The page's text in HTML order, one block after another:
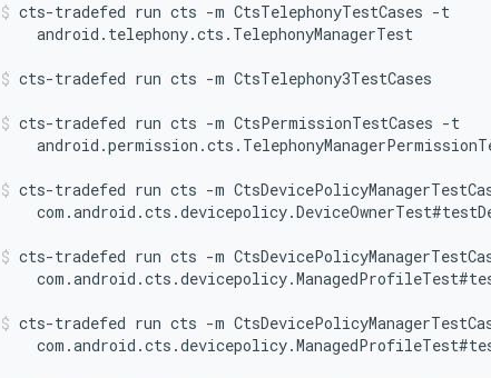
cts-tradefed run cts -m CtsTelephonyTestCases -t
    android.telephony.cts.TelephonyManagerTest
cts-tradefed run cts -m CtsTelephony3TestCases
cts-tradefed run cts -m CtsPermissionTestCases -t
cts-tradefed run cts -m
cts-tradefed run cts -m
cts-tradefed run cts -m